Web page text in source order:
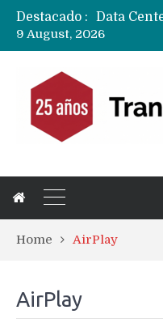
Destacado :
9 August, 2026
Home AirPlay
AirPlay